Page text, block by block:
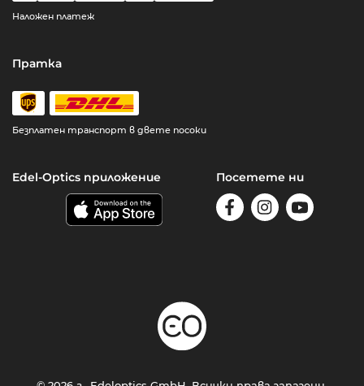
Наложен платеж
Пратка
Безплатен транспорт в двете посоки
Edel-Optics приложение Посетете ни